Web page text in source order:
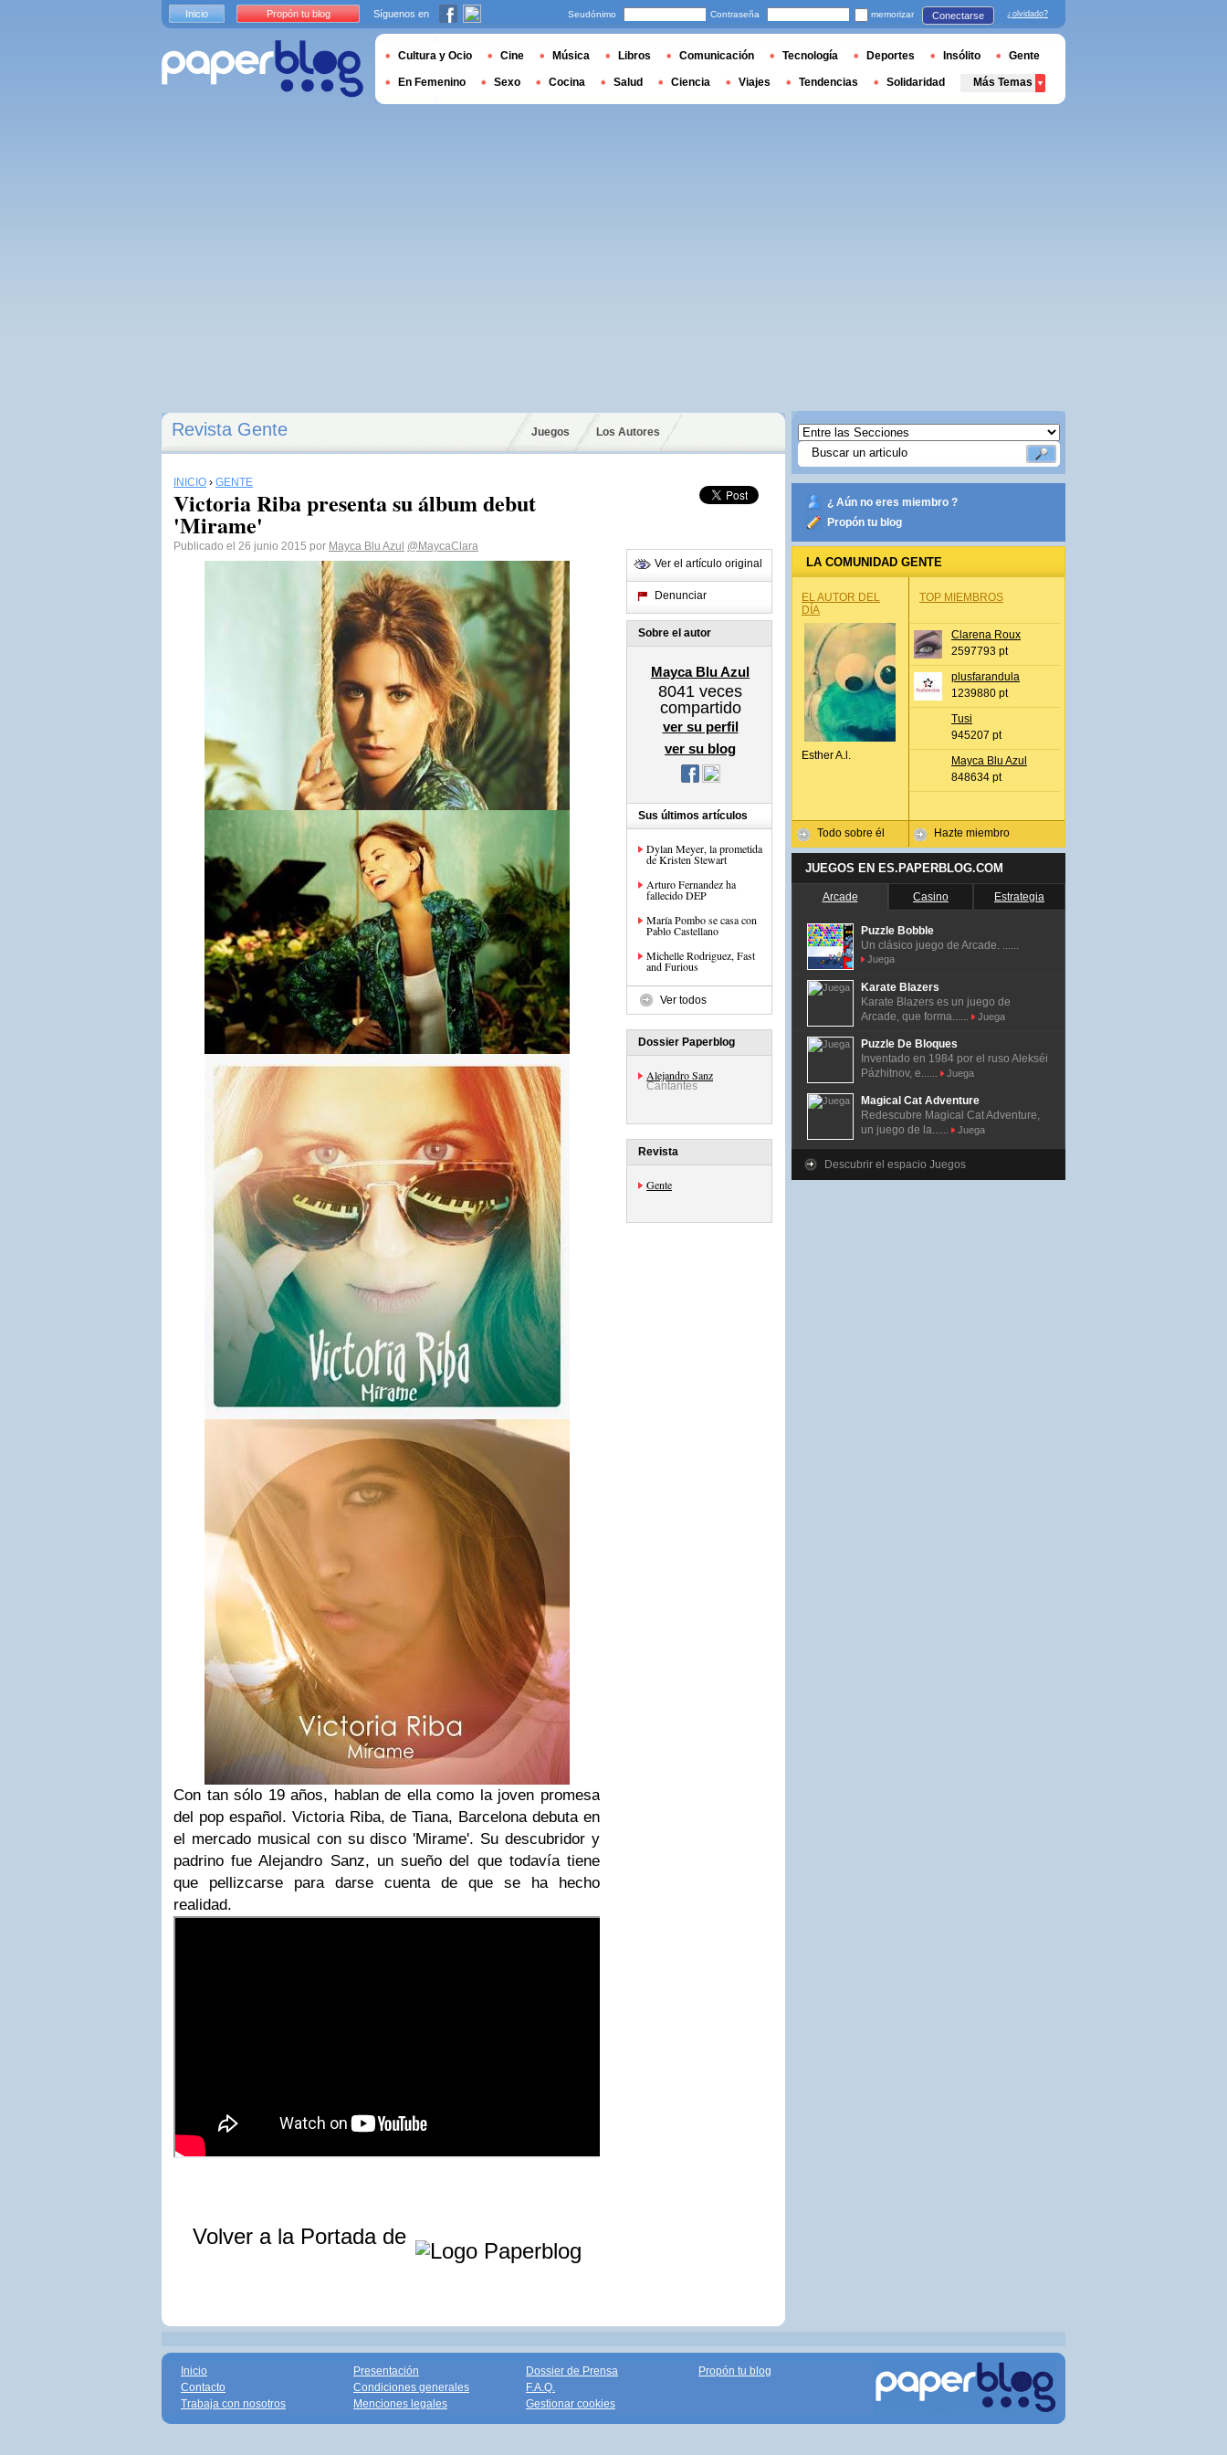
Revista Gente Juegos Los Autores
INICIO › GENTE
Victoria Riba presenta su álbum debut
'Mirame'
Publicado el 26 junio 2015 por Mayca Blu Azul @MaycaClara
Con tan sólo 19 años, hablan de ella como la joven promesa
del pop español. Victoria Riba, de Tiana, Barcelona debuta en
el mercado musical con su disco 'Mirame'. Su descubridor y
padrino fue Alejandro Sanz, un sueño del que todavía tiene
que pellizcarse para darse cuenta de que se ha hecho
realidad.
Volver a la Portada de
Ver el artículo original
Denunciar
Sobre el autor
Mayca Blu Azul
8041 veces
compartido
ver su perfil
ver su blog
Sus últimos artículos
Dylan Meyer, la prometida
de Kristen Stewart
Arturo Fernandez ha
fallecido DEP
María Pombo se casa con
Pablo Castellano
Michelle Rodriguez, Fast
and Furious
Ver todos
Dossier Paperblog
Alejandro Sanz
Cantantes
Revista
Gente
¿ Aún no eres miembro ?
Propón tu blog
LA COMUNIDAD GENTE
EL AUTOR DEL
DÍA
Esther A.l.
Todo sobre él
TOP MIEMBROS
Clarena Roux
2597793 pt
plusfarandula
1239880 pt
Tusi
945207 pt
Mayca Blu Azul
848634 pt
Hazte miembro
JUEGOS EN ES.PAPERBLOG.COM
Arcade Casino Estrategia
Puzzle Bobble
Un clásico juego de Arcade. ......
Juega
Karate Blazers
Karate Blazers es un juego de
Arcade, que forma......
Juega
Puzzle De Bloques
Inventado en 1984 por el ruso Alekséi
Pázhitnov, e......
Juega
Magical Cat Adventure
Redescubre Magical Cat Adventure,
un juego de la......
Juega
Descubrir el espacio Juegos
Inicio Propón tu blog Síguenos en Seudónimo Contraseña memorizar Conectarse ¿olvidado?
Cultura y Ocio Cine Música Libros Comunicación Tecnología Deportes Insólito Gente
En Femenino Sexo Cocina Salud Ciencia Viajes Tendencias Solidaridad Más Temas
Inicio
Contacto
Trabaja con nosotros
Presentación
Condiciones generales
Menciones legales
Dossier de Prensa
F.A.Q.
Gestionar cookies
Propón tu blog